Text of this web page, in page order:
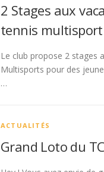
2 Stages aux
tennis
Le club propose 2 stages
Multisports pour des
…
ACTUALITÉS
Grand Loto du